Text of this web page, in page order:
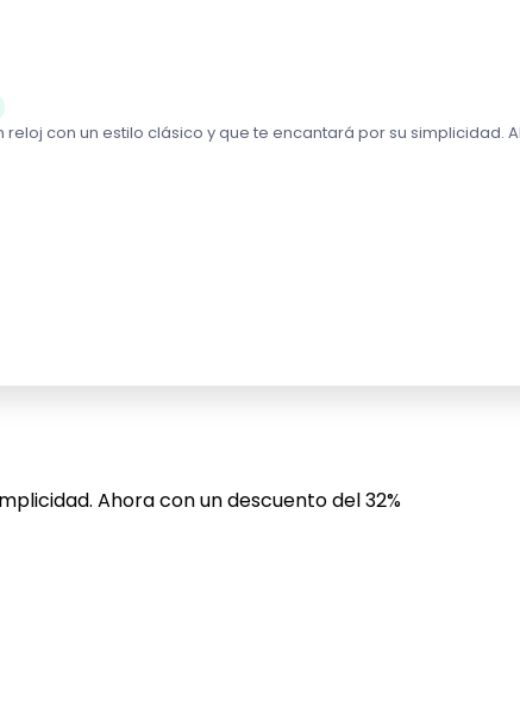
reloj con un estilo clásico y que te encantará por su simplicidad.
Ahora con un descuento del 32%